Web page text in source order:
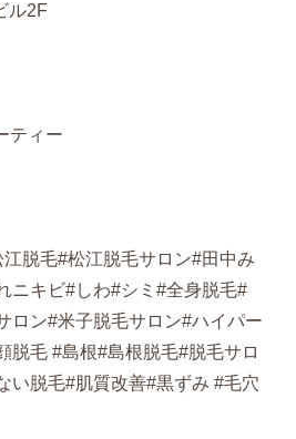
ル2F
ティー
脱毛#松江脱毛サロン#田中み
ニキビ#しわ#シミ#全身脱毛#
ロン#米子脱毛サロン#ハイパー
脱毛 #島根#島根脱毛#脱毛サロ
い脱毛#肌質改善#黒ずみ #毛穴